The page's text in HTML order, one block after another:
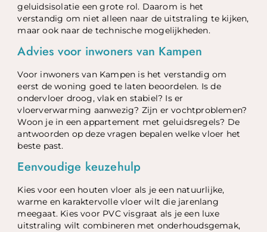
geluidsisolatie een grote rol. Daarom is het
verstandig om niet alleen naar de uitstraling te kijken,
maar ook naar de technische mogelijkheden.
Advies voor inwoners van Kampen
Voor inwoners van Kampen is het verstandig om
eerst de woning goed te laten beoordelen. Is de
ondervloer droog, vlak en stabiel? Is er
vloerverwarming aanwezig? Zijn er vochtproblemen?
Woon je in een appartement met geluidsregels? De
antwoorden op deze vragen bepalen welke vloer het
beste past.
Eenvoudige keuzehulp
Kies voor een houten vloer als je een natuurlijke,
warme en karaktervolle vloer wilt die jarenlang
meegaat. Kies voor PVC visgraat als je een luxe
uitstraling wilt combineren met onderhoudsgemak,